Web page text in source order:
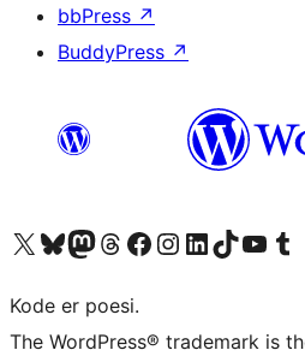
bbPress ↗
BuddyPress ↗
Besøk vår konto på X Visit our Bluesky account
Besøk vår Mastodon-konto
Visit our Threads account
Besøk vår Facebook-sideBesøk vår Instagram-konto
Besøk vår LinkedIn-konto
Visit our TikTok account
Visit our Visit
Kode er poesi.
The WordPress® trademark is